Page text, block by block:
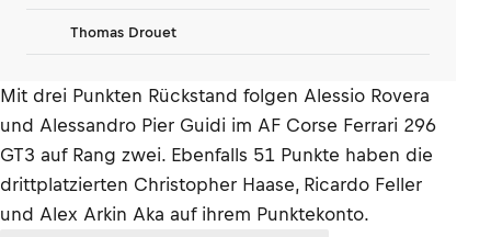
Thomas Drouet
Mit drei Punkten Rückstand folgen Alessio Rovera
und Alessandro Pier Guidi im AF Corse Ferrari 296
GT3 auf Rang zwei. Ebenfalls 51 Punkte haben die
drittplatzierten Christopher Haase, Ricardo Feller
und Alex Arkin Aka auf ihrem Punktekonto.